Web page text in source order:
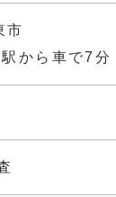
市
から車で7分